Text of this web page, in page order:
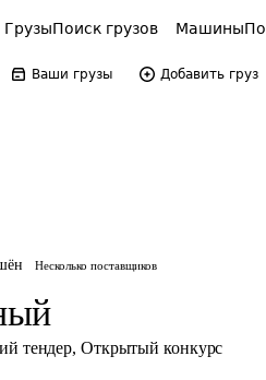
ГрузыПоиск грузов Машины
Ваши грузы Добавить груз
Несколько поставщиков
тендер, Открытый конкурс